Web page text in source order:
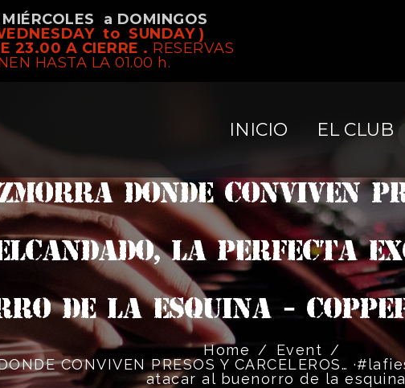
a DOMINGOS
to SUNDAY )
23.00 A CIERRE . RESERVAS
HASTA LA 01.00 h.
INICIO EL CLUB
DONDE CONVIVEN
la perfecta
de la esquina -
Home / Event /
CONVIVEN PRESOS Y CARCELEROS…
atacar al buenorro de la esquina